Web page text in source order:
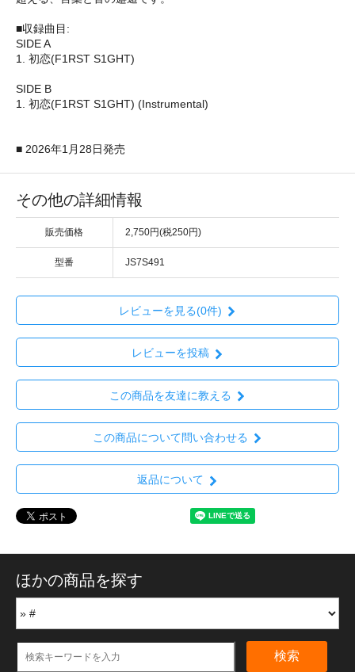
■収録曲目:
SIDE A
1. 初恋(F1RST S1GHT)
SIDE B
1. 初恋(F1RST S1GHT) (Instrumental)
■ 2026年1月28日発売
その他の詳細情報
販売価格 2,750円(税250円)
型番 JS7S491
レビューを見る(0件)
レビューを投稿
この商品を友達に教える
この商品について問い合わせる
返品について
ほかの商品を探す
検索